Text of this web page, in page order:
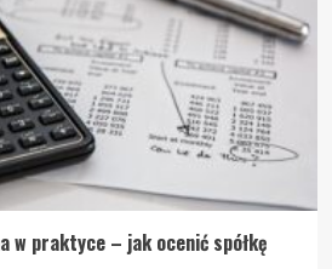
w praktyce – jak ocenić spółkę